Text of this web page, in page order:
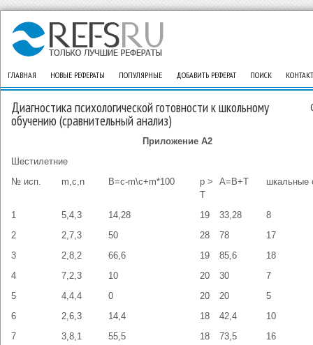
ГЛАВНАЯ НОВЫЕ РЕФЕРАТЫ ПОПУЛЯРНЫЕ ДОБАВИТЬ РЕФЕРАТ ПОИСК
Диагностика психологической готовности к школьному
обучению (сравнительный анализ)
Приложение А2
Шестилетние
№ исп.
m,c,n B=c-m\c+m*100
p >
T
A=B+T шкальные
1 5,4,3 14,28 19 33,28
8
2
2,7,3 50 28 78
17
3
2,8,2 66,6 19 85,6
18
4
7,2,3 10 20 30
7
5
4,4,4 0 20 20
5
6
2,6,3 14,4 18 42,4
10
7
3,8,1 55,5 18 73,5
16